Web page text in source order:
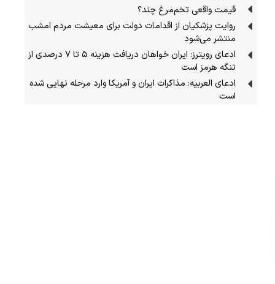
قیمت واقعی تخم‌مرغ چند؟
روایت پزشکیان از اقدامات دولت برای معیشت مردم امشب
منتشر می‌شود
ادعای رویترز: ایران خواهان دریافت هزینه ۵ تا ۷ درصدی از
تنگه هرمز است
ادعای العربیه: مذاکرات ایران و آمریکا وارد مرحله نهایی شده
است